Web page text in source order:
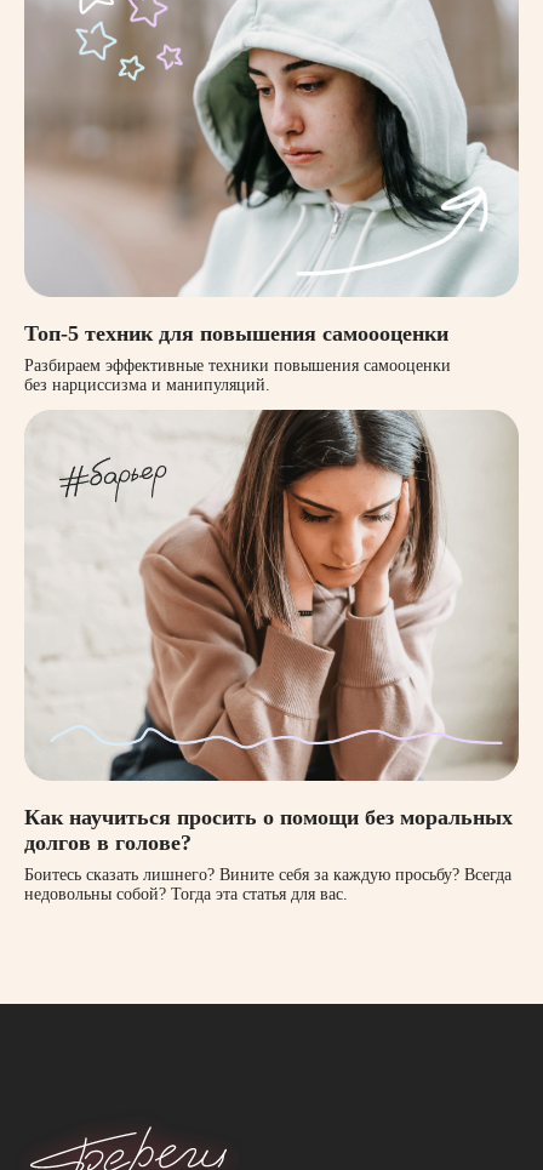
Топ-5 техник для повышения самоооценки
Разбираем эффективные техники повышения самооценки
без нарциссизма и манипуляций.
Как научиться просить о помощи без моральных
долгов в голове?
Боитесь сказать лишнего? Вините себя за каждую просьбу? Всегда
недовольны собой? Тогда эта статья для вас.